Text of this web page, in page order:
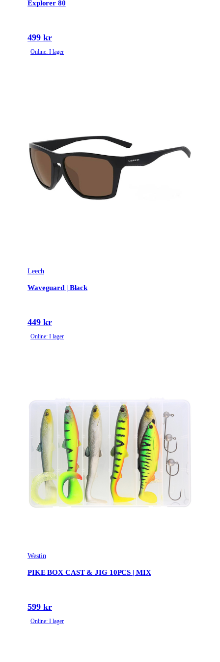
Explorer 80
499 kr
Online: I lager
Leech
Waveguard | Black
449 kr
Online: I lager
Westin
PIKE BOX CAST & JIG 10PCS | MIX
599 kr
Online: I lager